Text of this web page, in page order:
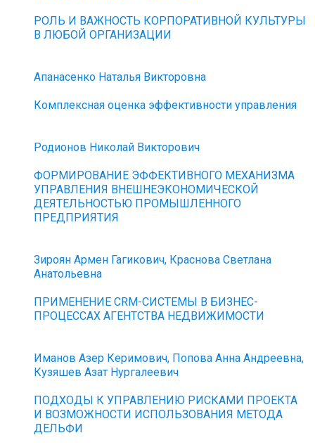
РОЛЬ И ВАЖНОСТЬ КОРПОРАТИВНОЙ КУЛЬТУРЫ
В ЛЮБОЙ ОРГАНИЗАЦИИ
Апанасенко Наталья Викторовна
Комплексная оценка эффективности управления
Родионов Николай Викторович
ФОРМИРОВАНИЕ ЭФФЕКТИВНОГО МЕХАНИЗМА
УПРАВЛЕНИЯ ВНЕШНЕЭКОНОМИЧЕСКОЙ
ДЕЯТЕЛЬНОСТЬЮ ПРОМЫШЛЕННОГО
ПРЕДПРИЯТИЯ
Зироян Армен Гагикович, Краснова Светлана
Анатольевна
ПРИМЕНЕНИЕ CRM-СИСТЕМЫ В БИЗНЕС-
ПРОЦЕССАХ АГЕНТСТВА НЕДВИЖИМОСТИ
Иманов Азер Керимович, Попова Анна Андреевна,
Кузяшев Азат Нургалеевич
ПОДХОДЫ К УПРАВЛЕНИЮ РИСКАМИ ПРОЕКТА
И ВОЗМОЖНОСТИ ИСПОЛЬЗОВАНИЯ МЕТОДА
ДЕЛЬФИ